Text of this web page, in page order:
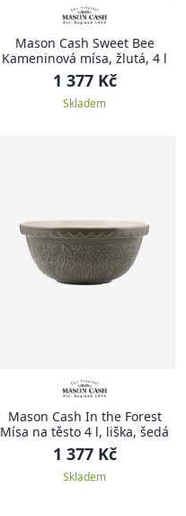
Mason Cash Sweet Bee
Kameninová mísa, žlutá, 4 l
1 377 Kč
Skladem
Mason Cash In the Forest
Mísa na těsto 4 l, liška, šedá
1 377 Kč
Skladem